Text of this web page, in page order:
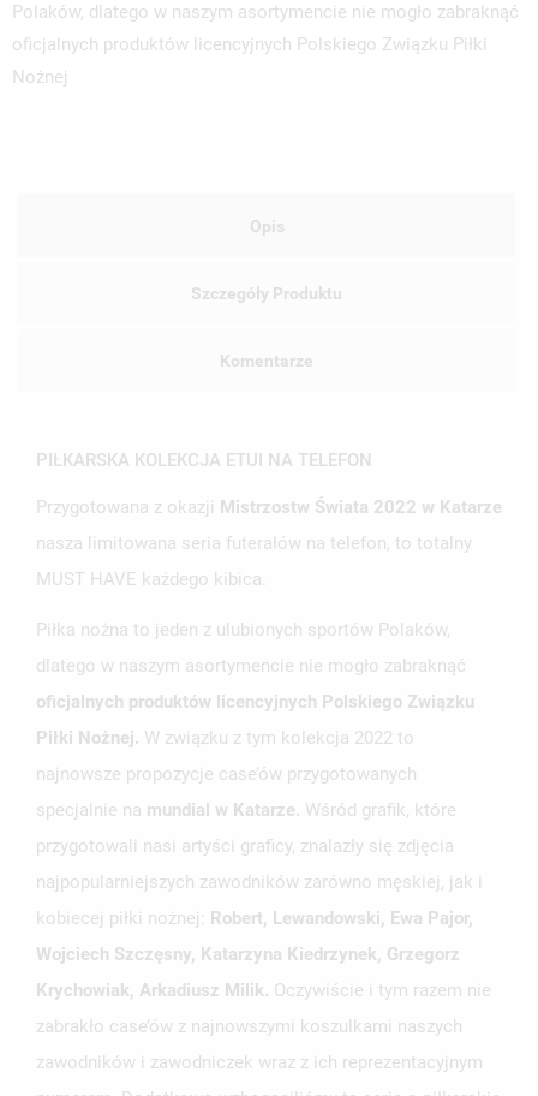
Polaków, dlatego w naszym asortymencie nie mogło zabraknąć
oficjalnych produktów licencyjnych Polskiego Związku Piłki
Nożnej
Opis
Szczegóły Produktu
Komentarze
PIŁKARSKA KOLEKCJA ETUI NA TELEFON
Przygotowana z okazji Mistrzostw Świata 2022 w Katarze
nasza limitowana seria futerałów na telefon, to totalny
MUST HAVE każdego kibica.
Piłka nożna to jeden z ulubionych sportów Polaków,
dlatego w naszym asortymencie nie mogło zabraknąć
oficjalnych produktów licencyjnych Polskiego Związku
Piłki Nożnej. W związku z tym kolekcja 2022 to
najnowsze propozycje case’ów przygotowanych
specjalnie na mundial w Katarze. Wśród grafik, które
przygotowali nasi artyści graficy, znalazły się zdjęcia
najpopularniejszych zawodników zarówno męskiej, jak i
kobiecej piłki nożnej: Robert, Lewandowski, Ewa Pajor,
Wojciech Szczęsny, Katarzyna Kiedrzynek, Grzegorz
Krychowiak, Arkadiusz Milik. Oczywiście i tym razem nie
zabrakło case’ów z najnowszymi koszulkami naszych
zawodników i zawodniczek wraz z ich reprezentacyjnym
MOJE LISTY ŻYCZEŃ
UTWÓRZ LISTĘ ŻYCZEŃ
NAZWA LISTY ŻYCZEŃ
ZALOGUJ SIĘ
MUSISZ BYĆ ZALOGOWANY BY ZAPISAĆ PRODUKTY NA
SWOJEJ LIŚCIE ŻYCZEŃ.